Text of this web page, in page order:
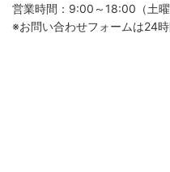
営業時間：9:00～18:00（土曜
※お問い合わせフォームは24時